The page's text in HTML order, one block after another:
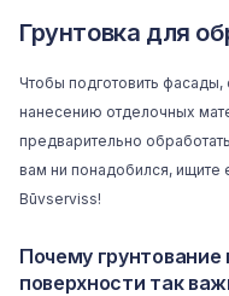
Грунтовка для
Чтобы подготовить фасады,
нанесению отделочных
предварительно
вам ни понадобился, ищите
Būvserviss!
Почему
поверхности так